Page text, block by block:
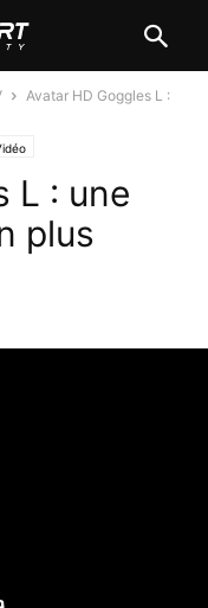
Avatar HD Goggles L :
L : une
plus